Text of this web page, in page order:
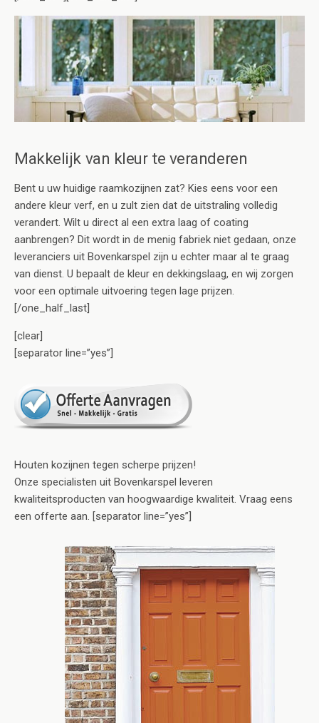
Makkelijk van kleur te veranderen
Bent u uw huidige raamkozijnen zat? Kies eens voor een
andere kleur verf, en u zult zien dat de uitstraling volledig
verandert. Wilt u direct al een extra laag of coating
aanbrengen? Dit wordt in de menig fabriek niet gedaan, onze
leveranciers uit Bovenkarspel zijn u echter maar al te graag
van dienst. U bepaalt de kleur en dekkingslaag, en wij zorgen
voor een optimale uitvoering tegen lage prijzen.
[/one_half_last]
[clear]
[separator line=”yes”]
Houten kozijnen tegen scherpe prijzen!
Onze specialisten uit Bovenkarspel leveren
kwaliteitsproducten van hoogwaardige kwaliteit. Vraag eens
een offerte aan. [separator line=”yes”]